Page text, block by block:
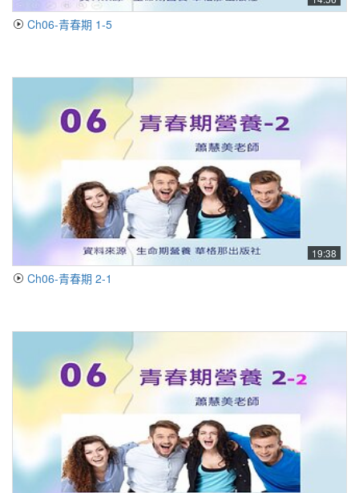
Ch06-青春期 1-5
19:38
Ch06-青春期 2-1